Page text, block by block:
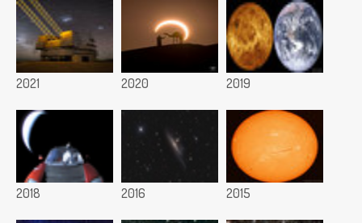
2021 2020 2019
2018 2016 2015